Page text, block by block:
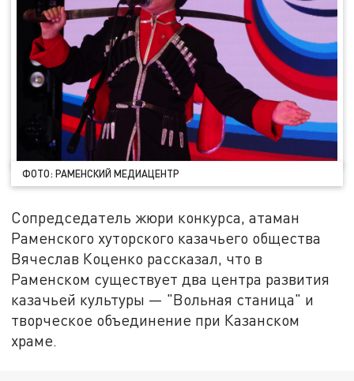
ФОТО: РАМЕНСКИЙ МЕДИАЦЕНТР
Сопредседатель жюри конкурса, атаман
Раменского хуторского казачьего общества
Вячеслав Коценко рассказал, что в
Раменском существует два центра развития
казачьей культуры — "Вольная станица" и
творческое объединение при Казанском
храме.